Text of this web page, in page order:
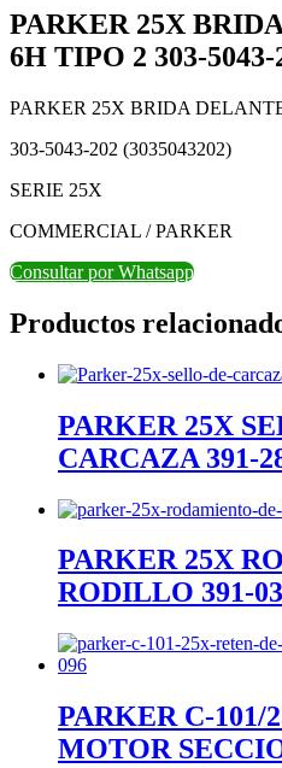
PARKER 25X
6H TIPO 2 303-5043-
PARKER 25X BRIDA
303-5043-202 (3035043202)
SERIE 25X
COMMERCIAL / PARKER
Consultar por Whatsapp
Productos
PARKER 25X
CARCAZA 391-
PARKER 25X
RODILLO 391-
PARKER C-101/
MOTOR